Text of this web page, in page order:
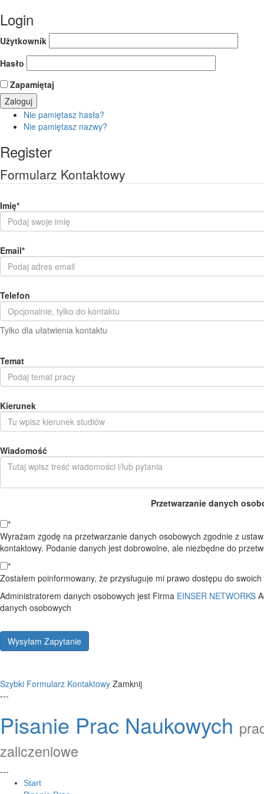
Login
Użytkownik
Hasło
Zapamiętaj
Nie pamiętasz hasła?
Nie pamiętasz nazwy?
Register
Formularz Kontaktowy
Imię*
Email*
Telefon
Tylko dla ułatwienia kontaktu
Temat
Kierunek
Wiadomość
Przetwarzanie danych
*
Wyrażam zgodę na przetwarzanie danych osobowych zgodnie z
kontaktowy. Podanie danych jest dobrowolne, ale niezbędne do
*
Zostałem poinformowany, że przysługuje mi prawo dostępu do
Administratorem danych osobowych jest Firma EINSER NETWORKS
danych osobowych
Wysyłam Zapytanie
Szybki Formularz Kontaktowy Zamknij
---
Pisanie Prac Naukowych
zaliczeniowe
---
Start